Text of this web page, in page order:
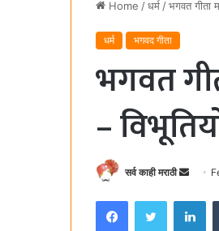
Home /धर्म /भगवत गीता
धर्म भगवद गीता
भगवत
–
सर्व काही मराठी
n